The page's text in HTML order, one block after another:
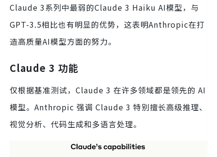
Claude 3系列中最弱的Claude 3 Haiku AI模型，与
GPT-3.5相比也有明显的优势，这表明Anthropic在打
造高质量AI模型方面的努力。
Claude 3 功能
仅根据基准测试，Claude 3 在许多领域都是领先的 AI
模型。Anthropic 强调 Claude 3 特别擅长高级推理、
视觉分析、代码生成和多语言处理。